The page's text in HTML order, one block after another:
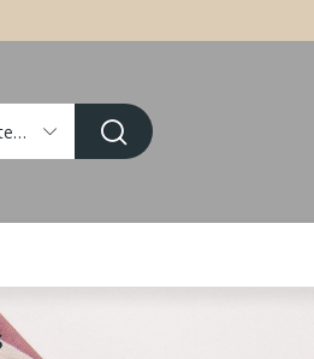
Összes kategória